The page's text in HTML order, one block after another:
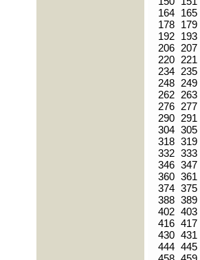
164
165
178
179
192
193
206 207
220
221
234
235
248
249
262
263
276
277
290
291
304 305
318 319
332 333
346 347
360 361
374 375
388 389
402 403
416 417
430 431
444 445